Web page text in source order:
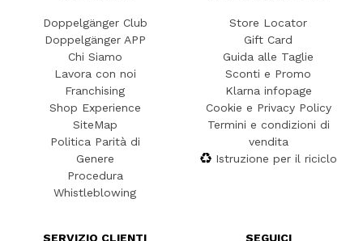
Doppelgänger Club
Doppelgänger APP
Chi Siamo
Lavora con noi
Franchising
Shop Experience
SiteMap
Politica Parità di
Genere
Procedura
Whistleblowing
Store Locator
Gift Card
Guida alle Taglie
Sconti e Promo
Klarna infopage
Cookie e Privacy Policy
Termini e condizioni di
vendita
Istruzione per il riciclo
SERVIZIO CLIENTI SEGUICI